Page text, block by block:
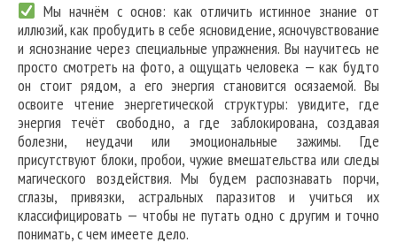
Мы начнём с основ: как отличить истинное знание от
иллюзий, как пробудить в себе ясновидение, ясночувствование
и яснознание через специальные упражнения. Вы научитесь не
просто смотреть на фото, а ощущать человека — как будто
он стоит рядом, а его энергия становится осязаемой. Вы
освоите чтение энергетической структуры: увидите, где
энергия течёт свободно, а где заблокирована, создавая
болезни, неудачи или эмоциональные зажимы. Где
присутствуют блоки, пробои, чужие вмешательства или следы
магического воздействия. Мы будем распознавать порчи,
сглазы, привязки, астральных паразитов и учиться их
классифицировать — чтобы не путать одно с другим и точно
понимать, с чем имеете дело.